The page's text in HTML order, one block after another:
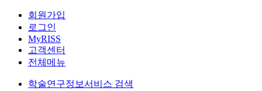
회원가입
로그인
MyRISS
고객센터
전체메뉴
학술연구정보서비스 검색